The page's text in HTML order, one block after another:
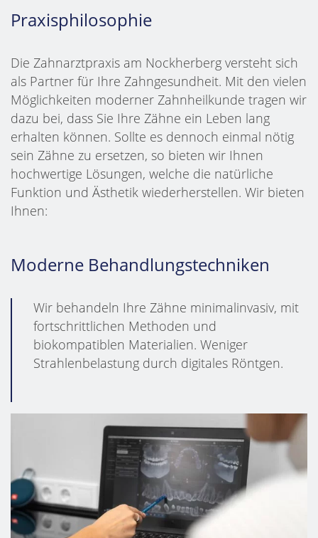
Praxisphilosophie
Die Zahnarztpraxis am Nockherberg versteht sich
als Partner für Ihre Zahngesundheit. Mit den vielen
Möglichkeiten moderner Zahnheilkunde tragen wir
dazu bei, dass Sie Ihre Zähne ein Leben lang
erhalten können. Sollte es dennoch einmal nötig
sein Zähne zu ersetzen, so bieten wir Ihnen
hochwertige Lösungen, welche die natürliche
Funktion und Ästhetik wiederherstellen. Wir bieten
Ihnen:
Moderne Behandlungstechniken
Wir behandeln Ihre Zähne minimalinvasiv, mit
fortschrittlichen Methoden und
biokompatiblen Materialien. Weniger
Strahlenbelastung durch digitales Röntgen.